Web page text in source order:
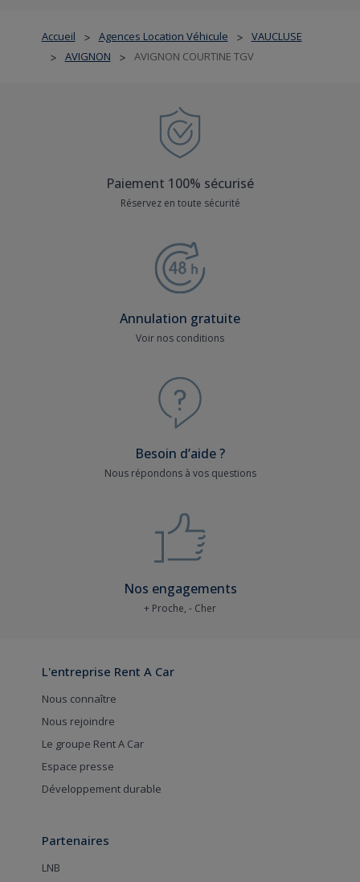
Accueil > Agences Location Véhicule > VAUCLUSE
> AVIGNON > AVIGNON COURTINE TGV
Paiement 100% sécurisé
Réservez en toute sécurité
Annulation gratuite
Voir nos conditions
Besoin d’aide ?
Nous répondons à vos questions
Nos engagements
+ Proche, - Cher
L'entreprise Rent A Car
Nous connaître
Nous rejoindre
Le groupe Rent A Car
Espace presse
Développement durable
Partenaires
LNB